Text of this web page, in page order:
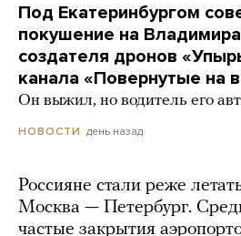
Под Екатеринбургом
покушение на
создателя дронов
канала «Повернутые на
Он выжил, но водитель его
НОВОСТИ день назад
Россияне стали реже
Москва — Петербург.
частые закрытия